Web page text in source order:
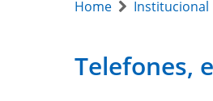
Home Institucional
Telefones,